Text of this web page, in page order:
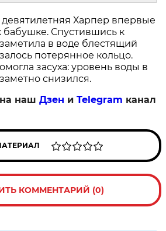
Харпер впервые
бабушке. Спустившись к
в воде блестящий
потерянное кольцо.
засуха: уровень воды в
снизился.
на нашДзен иTelegram канал
КОММЕНТАРИЙ (0)